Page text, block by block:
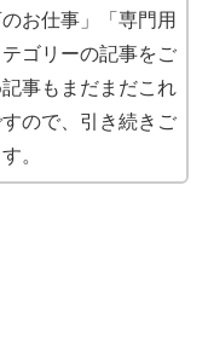
お仕事」「専門用
ゴリーの記事をご
事もまだまだこれ
ので、引き続きご
。